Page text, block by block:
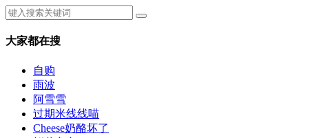
大家都在搜
自购
雨波
阿雪雪
过期米线线喵
Cheese奶酪坏了